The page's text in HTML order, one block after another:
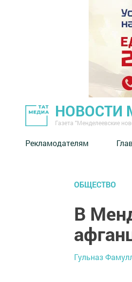
НОВОСТИ
Газета "Менделеевские
Рекламодателям
ОБЩЕСТВО
В
Гульназ